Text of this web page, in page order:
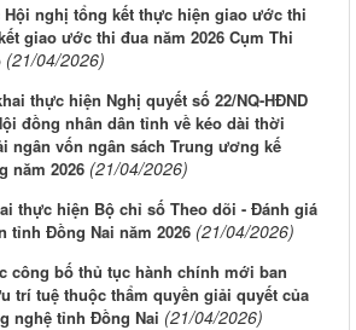
Hội nghị tổng kết thực hiện giao ước thi
giao ước thi đua năm 2026 Cụm Thi
(21/04/2026)
thực hiện Nghị quyết số 22/NQ-HĐND
đồng nhân dân tỉnh về kéo dài thời
ngân vốn ngân sách Trung ương kế
năm 2026 (21/04/2026)
thực hiện Bộ chỉ số Theo dõi - Đánh giá
tỉnh Đồng Nai năm 2026 (21/04/2026)
công bố thủ tục hành chính mới ban
trí tuệ thuộc thẩm quyền giải quyết của
nghệ tỉnh Đồng Nai (21/04/2026)